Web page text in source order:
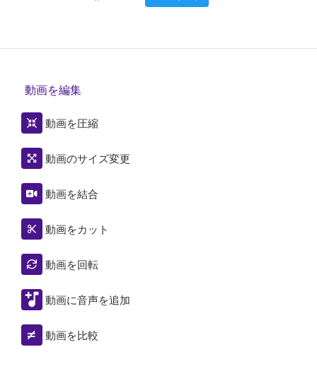
動画を編集
動画を圧縮
動画のサイズ変更
動画を結合
動画をカット
動画を回転
動画に音声を追加
動画を比較